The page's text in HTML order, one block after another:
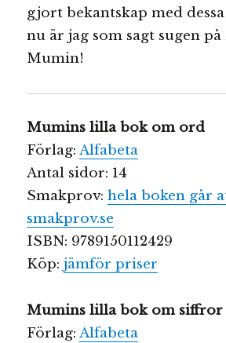
gjort bekantskap med
nu är jag som sagt sugen på
Mumin!
Mumins lilla bok om ord
Förlag:Alfabeta
Antal sidor: 14
Smakprov:hela boken går
smakprov.se
ISBN: 9789150112429
Köp:jämför priser
Mumins lilla bok om siffror
Förlag:Alfabeta